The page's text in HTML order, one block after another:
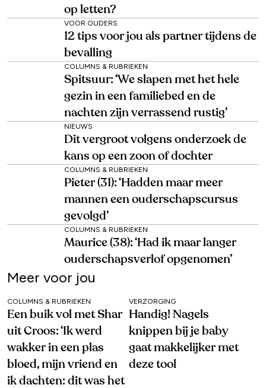
op letten?
VOOR OUDERS
12 tips voor jou als partner tijdens de
bevalling
COLUMNS & RUBRIEKEN
Spitsuur: ‘We slapen met het hele
gezin in een familiebed en de
nachten zijn verrassend rustig’
NIEUWS
Dit vergroot volgens onderzoek de
kans op een zoon of dochter
COLUMNS & RUBRIEKEN
Pieter (31): ‘Hadden maar meer
mannen een ouderschapscursus
gevolgd’
COLUMNS & RUBRIEKEN
Maurice (38): ‘Had ik maar langer
ouderschapsverlof opgenomen’
Meer voor jou
COLUMNS & RUBRIEKEN
Een buik vol met Shar
uit Croos: ‘Ik werd
wakker in een plas
bloed, mijn vriend en
ik dachten: dit was het
VERZORGING
Handig! Nagels
knippen bij je baby
gaat makkelijker met
deze tool